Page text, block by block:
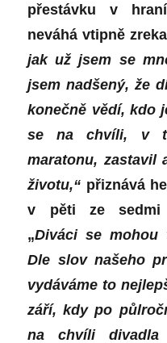
přestávku v
neváhá vtipně
jak už jsem se
jsem nadšený, že
konečně vědí, kdo
se na chvíli, v
maratonu, zastavil
životu,“ přiznává
v pěti ze sedmi
„Diváci se mohou
Dle slov našeho
vydáváme to
září, kdy po
na chvíli